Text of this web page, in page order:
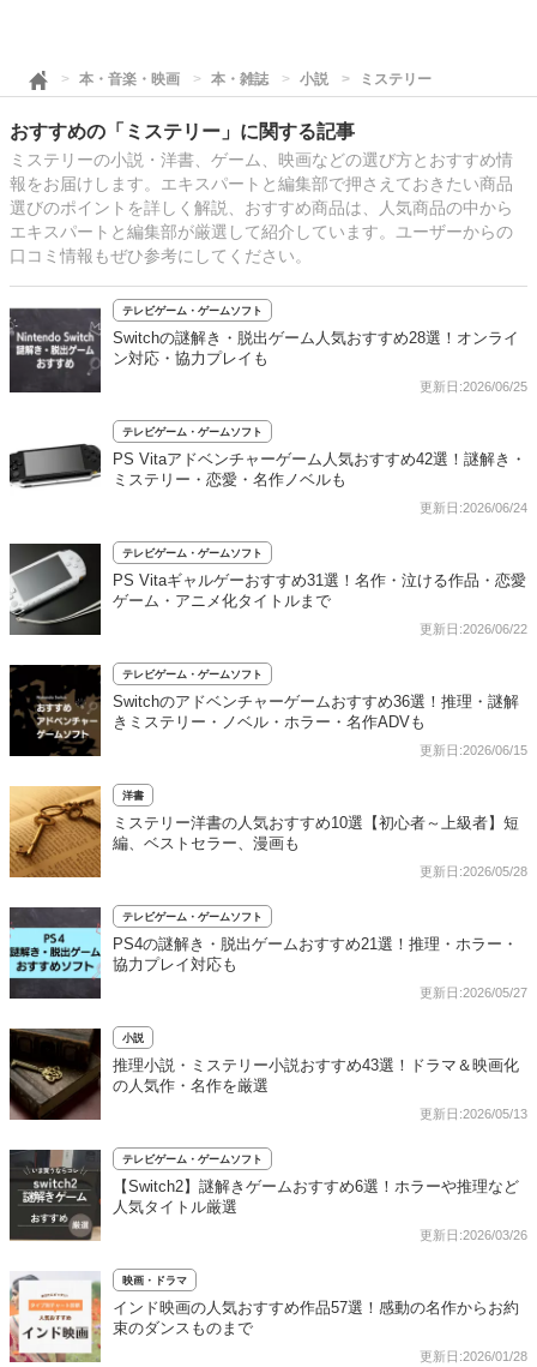
本・音楽・映画 本・雑誌 小説 ミステリー
おすすめの「ミステリー」に関する記事
ミステリーの小説・洋書、ゲーム、映画などの選び方とおすすめ情
報をお届けします。エキスパートと編集部で押さえておきたい商品
選びのポイントを詳しく解説、おすすめ商品は、人気商品の中から
エキスパートと編集部が厳選して紹介しています。ユーザーからの
口コミ情報もぜひ参考にしてください。
テレビゲーム・ゲームソフト
Switchの謎解き・脱出ゲーム人気おすすめ28選！オンライ
ン対応・協力プレイも
更新日:2026/06/25
テレビゲーム・ゲームソフト
PS Vitaアドベンチャーゲーム人気おすすめ42選！謎解き・
ミステリー・恋愛・名作ノベルも
更新日:2026/06/24
テレビゲーム・ゲームソフト
PS Vitaギャルゲーおすすめ31選！名作・泣ける作品・恋愛
ゲーム・アニメ化タイトルまで
更新日:2026/06/22
テレビゲーム・ゲームソフト
Switchのアドベンチャーゲームおすすめ36選！推理・謎解
きミステリー・ノベル・ホラー・名作ADVも
更新日:2026/06/15
洋書
ミステリー洋書の人気おすすめ10選【初心者～上級者】短
編、ベストセラー、漫画も
更新日:2026/05/28
テレビゲーム・ゲームソフト
PS4の謎解き・脱出ゲームおすすめ21選！推理・ホラー・
協力プレイ対応も
更新日:2026/05/27
小説
推理小説・ミステリー小説おすすめ43選！ドラマ＆映画化
の人気作・名作を厳選
更新日:2026/05/13
テレビゲーム・ゲームソフト
【Switch2】謎解きゲームおすすめ6選！ホラーや推理など
人気タイトル厳選
更新日:2026/03/26
映画・ドラマ
インド映画の人気おすすめ作品57選！感動の名作からお約
束のダンスものまで
更新日:2026/01/28